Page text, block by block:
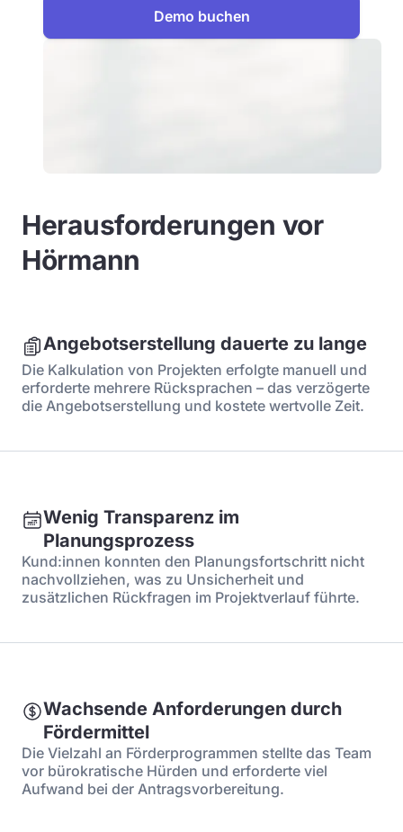
Demo buchen
Herausforderungen vor
Hörmann
Angebotserstellung dauerte zu lange
Die Kalkulation von Projekten erfolgte manuell und
erforderte mehrere Rücksprachen – das verzögerte
die Angebotserstellung und kostete wertvolle Zeit.
Wenig Transparenz im
Planungsprozess
Kund:innen konnten den Planungsfortschritt nicht
nachvollziehen, was zu Unsicherheit und
zusätzlichen Rückfragen im Projektverlauf führte.
Wachsende Anforderungen durch
Fördermittel
Die Vielzahl an Förderprogrammen stellte das Team
vor bürokratische Hürden und erforderte viel
Aufwand bei der Antragsvorbereitung.